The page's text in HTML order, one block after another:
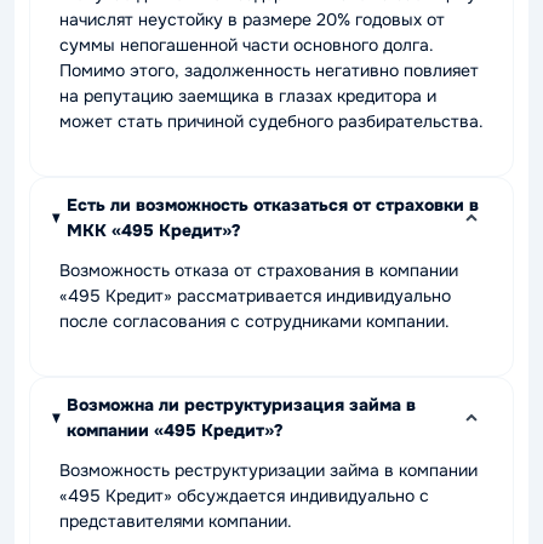
начислят неустойку в размере 20% годовых от
суммы непогашенной части основного долга.
Помимо этого, задолженность негативно повлияет
на репутацию заемщика в глазах кредитора и
может стать причиной судебного разбирательства.
Есть ли возможность отказаться от страховки в
МКК «495 Кредит»?
Возможность отказа от страхования в компании
«495 Кредит» рассматривается индивидуально
после согласования с сотрудниками компании.
Возможна ли реструктуризация займа в
компании «495 Кредит»?
Возможность реструктуризации займа в компании
«495 Кредит» обсуждается индивидуально с
представителями компании.